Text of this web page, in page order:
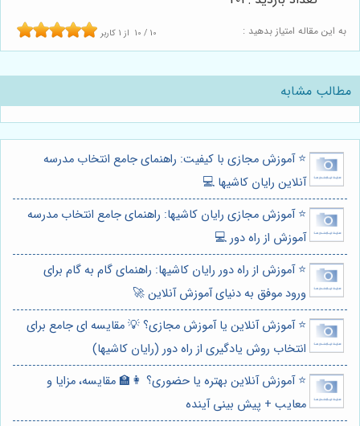
به این مقاله امتیاز بدهید : 10 / 10 از 1 کاربر
مطالب مشابه
⭐️ آموزش مجازی با کیفیت: راهنمای جامع انتخاب مدرسه
آنلاین رایان کاشیها 💻
⭐️ آموزش مجازی رایان کاشیها: راهنمای جامع انتخاب مدرسه
آموزش از راه دور 💻
⭐️ آموزش از راه دور رایان کاشیها: راهنمای گام به گام برای
ورود موفق به دنیای آموزش آنلاین 🚀
⭐️ آموزش آنلاین یا آموزش مجازی؟ 💡 مقایسه ای جامع برای
انتخاب روش یادگیری از راه دور (رایان کاشیها)
⭐️ آموزش آنلاین بهتره یا حضوری؟ 👩‍🏫 مقایسه، مزایا و
معایب + پیش بینی آینده